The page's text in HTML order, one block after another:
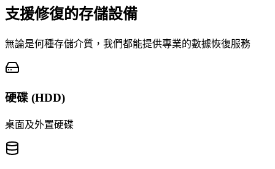
支援修復的存儲設備
無論是何種存儲介質，我們都能提供專業的數據恢復服務
硬碟 (HDD)
桌面及外置硬碟